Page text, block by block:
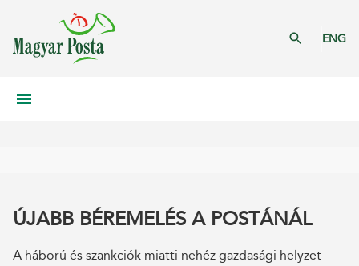
ENG
ÚJABB BÉREMELÉS A POSTÁNÁL
A háború és szankciók miatti nehéz gazdasági helyzet